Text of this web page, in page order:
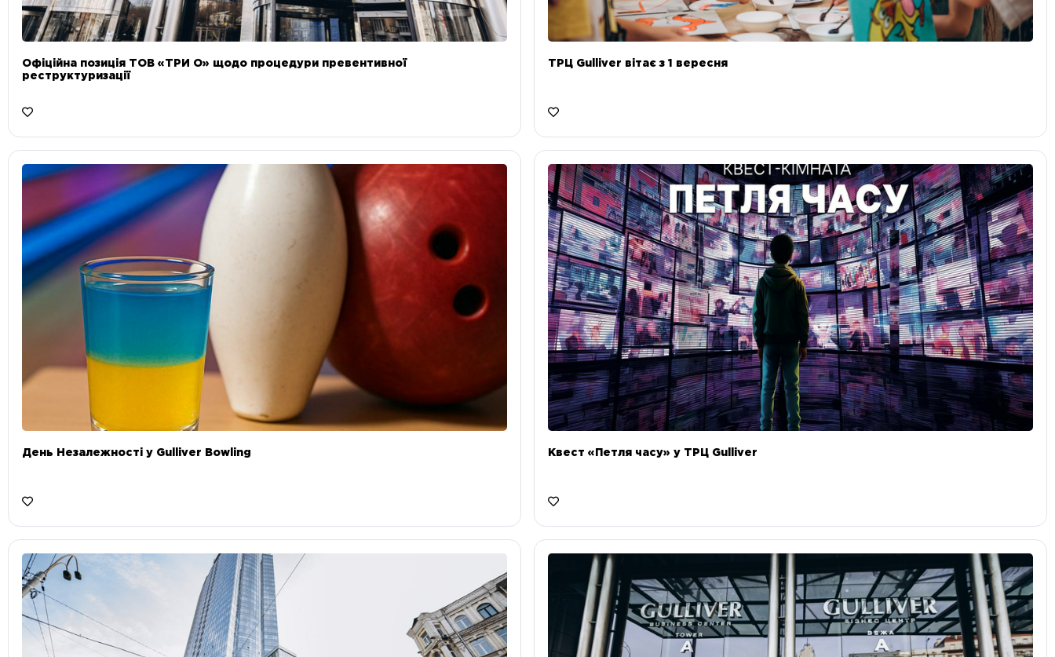
Офіційна позиція ТОВ «ТРИ О» щодо процедури превентивної
реструктуризації
ТРЦ Gulliver вітає з 1 вересня
День Незалежності у Gulliver Bowling Квест «Петля часу» у ТРЦ Gulliver